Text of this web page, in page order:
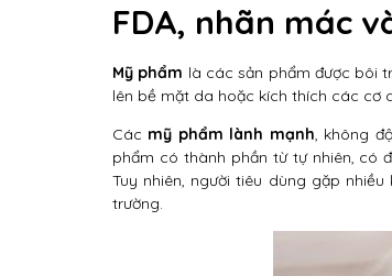
FDA, nhãn mác
Mỹ phẩm là các sản phẩm được bôi
lên bề mặt da hoặc kích thích các cơ
Các mỹ phẩm lành mạnh, không
phẩm có thành phần từ tự nhiên, có
Tuy nhiên, người tiêu dùng gặp
trường.